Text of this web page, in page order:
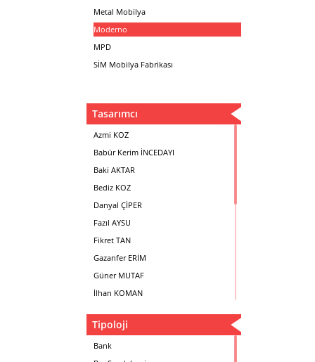
Metal Mobilya
Moderno
MPD
SİM Mobilya Fabrikası
Tasarımcı
Azmi KOZ
Babür Kerim İNCEDAYI
Baki AKTAR
Bediz KOZ
Danyal ÇİPER
Fazıl AYSU
Fikret TAN
Gazanfer ERİM
Güner MUTAF
İlhan KOMAN
Metin Atabey ATA
Minas BOYACIYAN
Tipoloji
Bank